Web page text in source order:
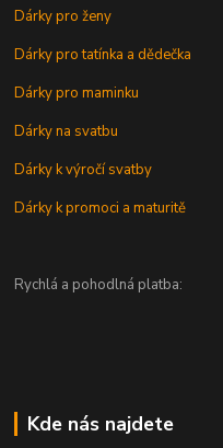
Dárky pro ženy
Dárky pro tatínka a dědečka
Dárky pro maminku
Dárky na svatbu
Dárky k výročí svatby
Dárky k promoci a maturitě
Rychlá a pohodlná platba:
Kde nás najdete